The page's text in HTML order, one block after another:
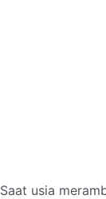
Saat usia